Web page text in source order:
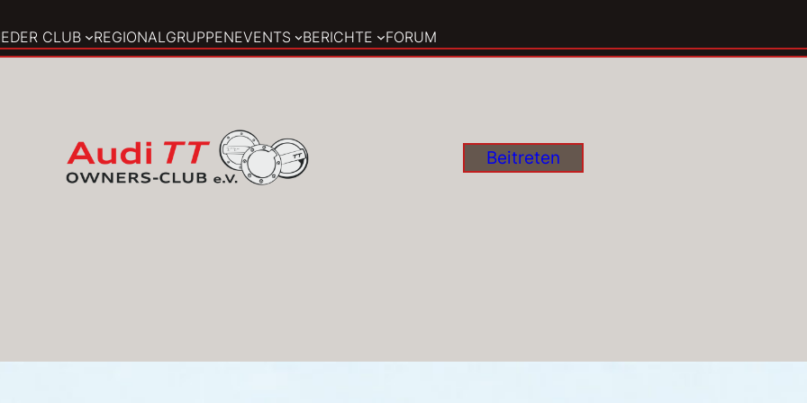
DER CLUB REGIONALGRUPPENEVENTS BERICHTE FORUM
Beitreten